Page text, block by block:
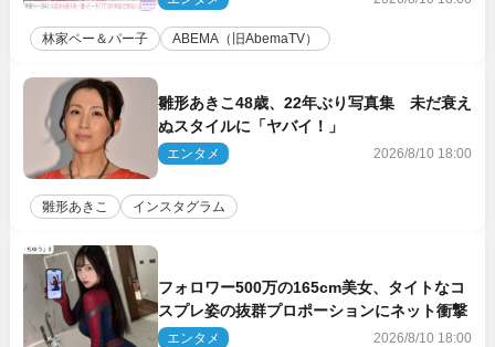
林家ペー＆パー子 ABEMA（旧AbemaTV）
雛形あきこ48歳、22年ぶり写真集 未だ衰え
ぬスタイルに「ヤバイ！」
エンタメ 2026/8/10 18:00
雛形あきこ インスタグラム
フォロワー500万の165cm美女、タイトなコ
スプレ姿の抜群プロポーションにネット衝撃
エンタメ 2026/8/10 18:00